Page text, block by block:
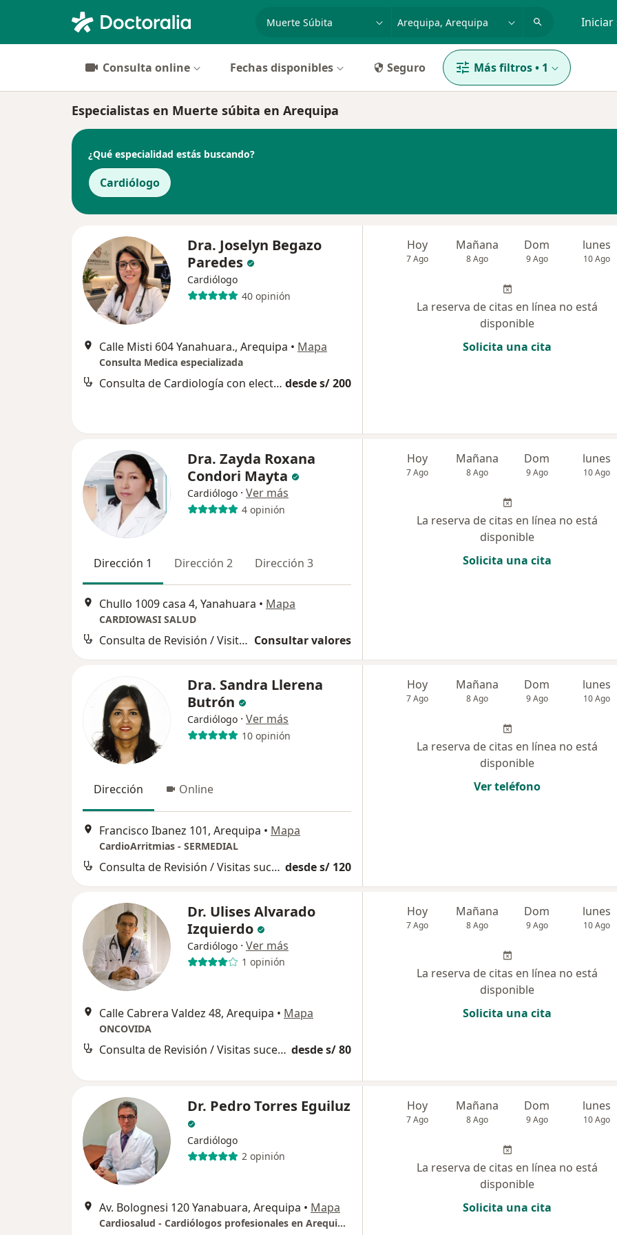
especialidad, enfermedad o nombre Iniciar
Consulta online Fechas disponibles Seguro Más filtros• 1
Especialistas en Muerte súbita en Arequipa
¿Qué especialidad estás buscando?
Cardiólogo
Dra. Joselyn Begazo
Paredes
Cardiólogo
40 opinión
Calle Misti 604 Yanahuara., Arequipa • Mapa
Consulta Medica especializada
Consulta de Cardiología con electrocardiograma desde s/ 200
Hoy
7 Ago
Mañana
8 Ago
Dom
9 Ago
lunes
10 Ago
La reserva de citas en línea no está
disponible
Solicita una cita
Dra. Zayda Roxana
Condori Mayta
Cardiólogo · Ver más
4 opinión
Dirección 1 Dirección 2 Dirección 3
Chullo 1009 casa 4, Yanahuara • Mapa
CARDIOWASI SALUD
Consulta de Revisión / Visitas sucesivas Consultar valores
Hoy
7 Ago
Mañana
8 Ago
Dom
9 Ago
lunes
10 Ago
La reserva de citas en línea no está
disponible
Solicita una cita
Dra. Sandra Llerena
Butrón
Cardiólogo · Ver más
10 opinión
Dirección Online
Francisco Ibanez 101, Arequipa • Mapa
CardioArritmias - SERMEDIAL
Consulta de Revisión / Visitas sucesivas desde s/ 120
Hoy
7 Ago
Mañana
8 Ago
Dom
9 Ago
lunes
10 Ago
La reserva de citas en línea no está
disponible
Ver teléfono
Dr. Ulises Alvarado
Izquierdo
Cardiólogo · Ver más
1 opinión
Calle Cabrera Valdez 48, Arequipa • Mapa
ONCOVIDA
Consulta de Revisión / Visitas sucesivas desde s/ 80
Hoy
7 Ago
Mañana
8 Ago
Dom
9 Ago
lunes
10 Ago
La reserva de citas en línea no está
disponible
Solicita una cita
Dr. Pedro Torres Eguiluz
Cardiólogo
2 opinión
Av. Bolognesi 120 Yanabuara, Arequipa • Mapa
Cardiosalud - Cardiólogos profesionales en Arequipa Centro especializado en Cardiologia
Hoy
7 Ago
Mañana
8 Ago
Dom
9 Ago
lunes
10 Ago
La reserva de citas en línea no está
disponible
Solicita una cita